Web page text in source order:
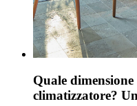
Quale
climatizzatore?